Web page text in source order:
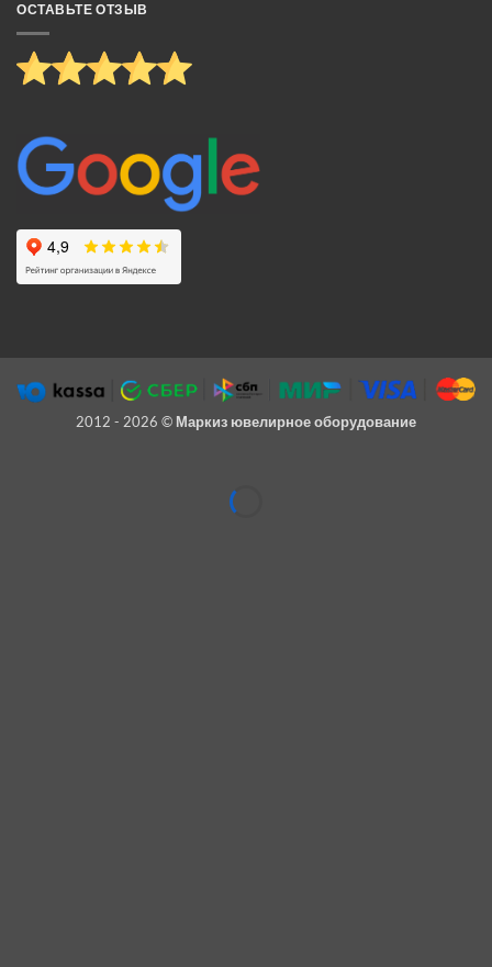
ОСТАВЬТЕ ОТЗЫВ
2012 - 2026 © Маркиз ювелирное оборудование